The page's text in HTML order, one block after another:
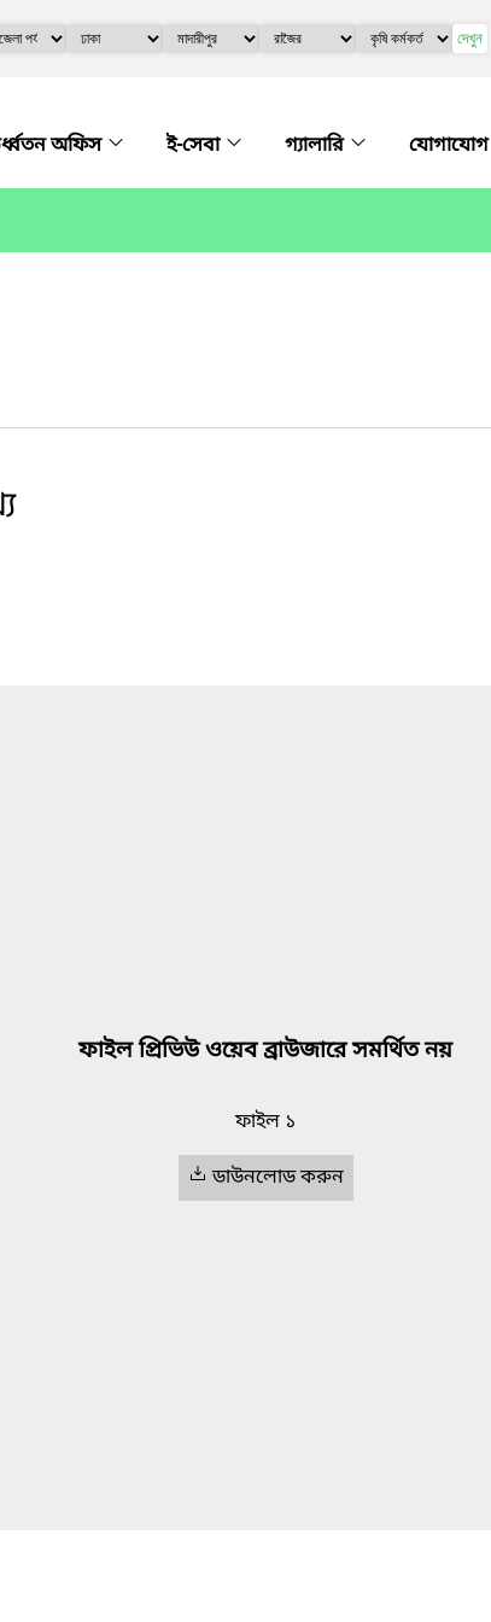
দেখুন
অফিস ই-সেবা গ্যালারি যোগাযোগ
ফাইল প্রিভিউ ওয়েব ব্রাউজারে সমর্থিত নয়
ফাইল ১
ডাউনলোড করুন